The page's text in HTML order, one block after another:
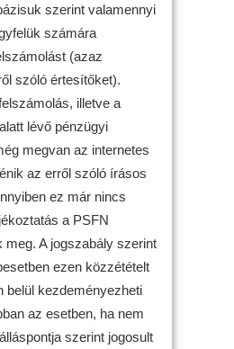
szerint valamennyi
számára
(azaz
szóló értesítőket).
illetve a
lévő pénzügyi
megvan az internetes
az erről szóló írásos
ez már nincs
a PSFN
meg. A jogszabály szerint
ezen közzétételt
belül kezdeményezheti
az esetben, ha nem
szerint jogosult